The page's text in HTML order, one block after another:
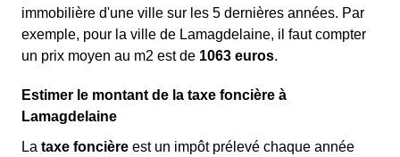
immobilière d'une ville sur les 5 dernières années. Par
exemple, pour la ville de Lamagdelaine, il faut compter
un prix moyen au m2 est de 1063 euros.
Estimer le montant de la taxe foncière à
Lamagdelaine
La taxe foncière est un impôt prélevé chaque année